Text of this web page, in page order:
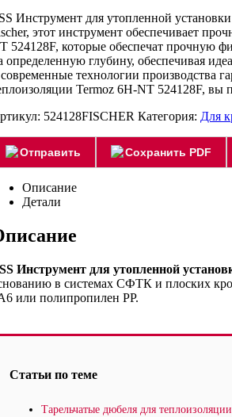
Инструмент для утопленной
этот инструмент обеспечивает
524128F, которые обеспечат прочную
определенную глубину, обеспечивая
технологии производства
Termoz 6H-NT 524128F, вы
524128FISCHER Категория: Для
Отправить Сохранить PDF
Описание
Детали
Инструмент для утопленной
в системах СФТК и плоских
или полипропилен PP.
Статьи по теме
Тарельчатые дюбеля для